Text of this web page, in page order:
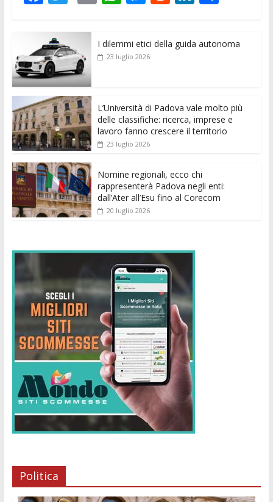
e
b
o
o
k
itt
er
ai
l s
p
ss
e
er
di e di
I dilemmi etici della guida autonoma
23 luglio 2026
L’Università di Padova vale molto più
delle classifiche: ricerca, imprese e
lavoro fanno crescere il territorio
23 luglio 2026
Nomine regionali, ecco chi
rappresenterà Padova negli enti:
dall’Ater all’Esu fino al Corecom
20 luglio 2026
Politica